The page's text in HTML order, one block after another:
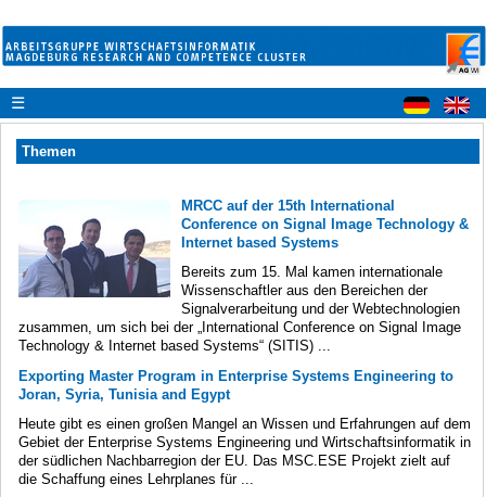
☰
Themen
MRCC auf der 15th International
Conference on Signal Image Technology &
Internet based Systems
Bereits zum 15. Mal kamen internationale
Wissenschaftler aus den Bereichen der
Signalverarbeitung und der Webtechnologien
zusammen, um sich bei der „International Conference on Signal Image
Technology & Internet based Systems“ (SITIS) ...
Exporting Master Program in Enterprise Systems Engineering to
Joran, Syria, Tunisia and Egypt
Heute gibt es einen großen Mangel an Wissen und Erfahrungen auf dem
Gebiet der Enterprise Systems Engineering und Wirtschaftsinformatik in
der südlichen Nachbarregion der EU. Das MSC.ESE Projekt zielt auf
die Schaffung eines Lehrplanes für ...